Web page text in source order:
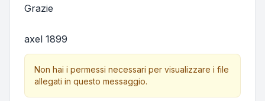
Grazie
axel 1899
Non hai i permessi necessari per visualizzare i file
allegati in questo messaggio.